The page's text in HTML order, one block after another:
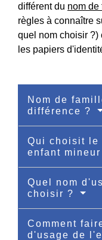
différent du nom de
règles à connaître
quel nom choisir ?)
les papiers
Nom de
différence ?
Qui choisit le
enfant mineur
Quel nom
choisir ?
Comment
d'usage de